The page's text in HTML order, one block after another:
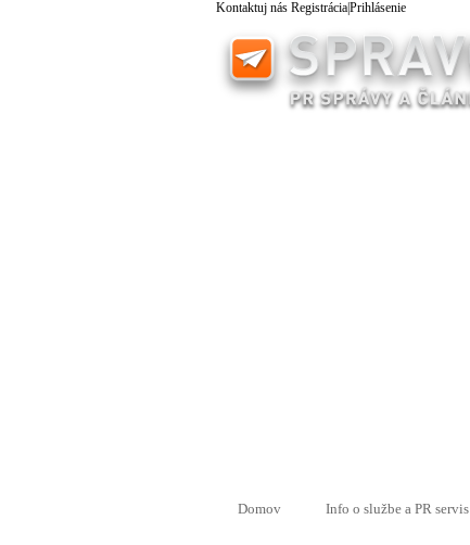
Kontaktuj nás RegistráciaPrihlásenie
Domov Info o službe a PR servis